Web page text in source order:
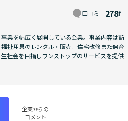
口コミ 278件
業を幅広く展開している企業。事業内容は訪
祉用具のレンタル・販売、住宅改修また保育
社会を目指しワンストップのサービスを提供
企業からの
コメント